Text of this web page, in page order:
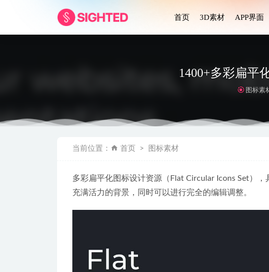
首页 3D素材 APP界面
1400+多彩扁平
图标素
当前位置： 首页 图标素材
多彩扁平化图标设计资源（Flat Circular Icons Set）
充满活力的背景，同时可以进行完全的编辑调整。